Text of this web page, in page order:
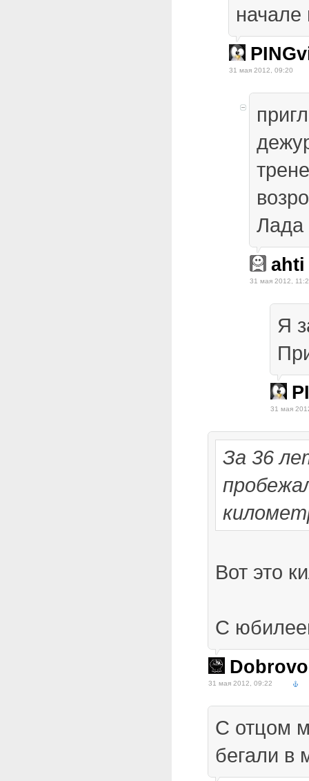
начале
31 мая 2012, 09:20
Лада
ahti
31 мая 2012,
Я
31 мая
За 36
Вот это
С
31 мая 2012, 09:22
С отцом
бегали в